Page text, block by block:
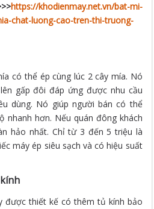
https://khodienmay.net.vn/bat-mi-
chat-luong-cao-tren-thi-truong-
có thể ép cùng lúc 2 cây mía. Nó
gấp đôi đáp ứng được nhu cầu
dùng. Nó giúp người bán có thể
nhanh hơn. Nếu quán đông khách
hảo nhất. Chỉ từ 3 đến 5 triệu là
máy ép siêu sạch và có hiệu suất
được thiết kế có thêm tủ kính bảo